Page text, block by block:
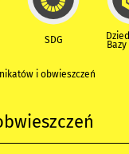
SDG
i obwieszczeń